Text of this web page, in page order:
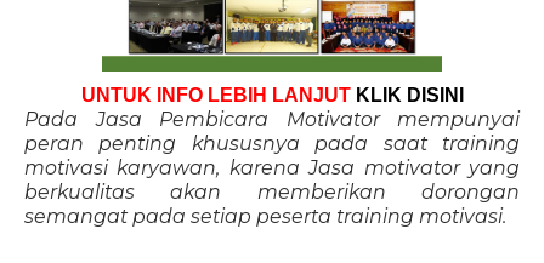
UNTUK INFO LEBIH LANJUT KLIK DISINI
Pada Jasa Pembicara Motivator mempunyai
peran penting khususnya pada saat training
motivasi karyawan, karena Jasa motivator yang
berkualitas akan memberikan dorongan
semangat pada setiap peserta training motivasi.